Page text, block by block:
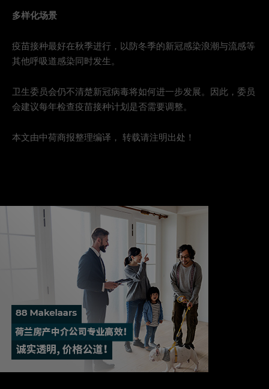
多样化场景
疫苗接种最好在秋季进行，以防冬季的新冠感染浪潮与流感等
其他呼吸道感染同时发生。
卫生委员会仍不清楚新冠病毒将如何进一步发展。因此，委员
会建议每年检查疫苗接种计划是否需要调整。
本文由中荷商报整理编译， 转载请注明出处！